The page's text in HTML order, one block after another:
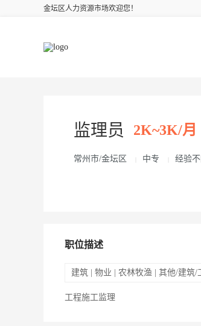
金坛区人力资源市场欢迎您！
监理员 2K~3K/月
常州市/金坛区 中专 经验
职位描述
建筑 | 物业 | 农林牧渔 | 其他/建筑/
工程施工监理